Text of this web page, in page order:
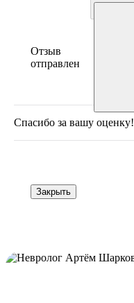
Отзыв
отправлен
Спасибо за вашу оценку!
Закрыть